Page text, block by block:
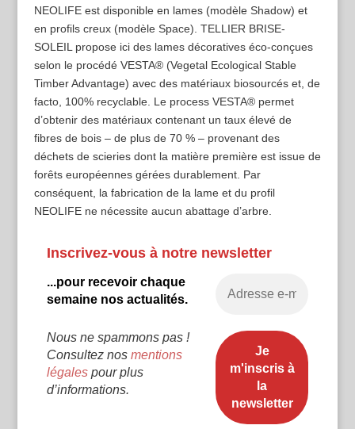
NEOLIFE est disponible en lames (modèle Shadow) et
en profils creux (modèle Space). TELLIER BRISE-
SOLEIL propose ici des lames décoratives éco-conçues
selon le procédé VESTA® (Vegetal Ecological Stable
Timber Advantage) avec des matériaux biosourcés et, de
facto, 100% recyclable. Le process VESTA® permet
d’obtenir des matériaux contenant un taux élevé de
fibres de bois – de plus de 70 % – provenant des
déchets de scieries dont la matière première est issue de
forêts européennes gérées durablement. Par
conséquent, la fabrication de la lame et du profil
NEOLIFE ne nécessite aucun abattage d’arbre.
Inscrivez-vous à notre newsletter
...pour recevoir chaque
semaine nos actualités.
Nous ne spammons pas !
Consultez nos mentions
légalespour plus
d’informations.